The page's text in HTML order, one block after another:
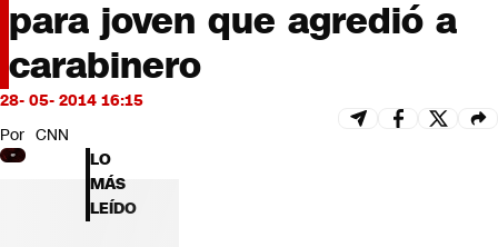
Bits
CNN tiempo
Futuro 360
para joven que agredió a
carabinero
28- 05- 2014 16:15
Por CNN
LO
MÁS
LEÍDO